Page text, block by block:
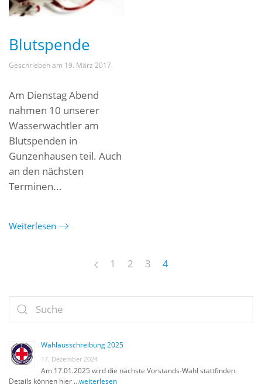
Blutspende
Geschrieben am 19. März 2017.
Am Dienstag Abend
nahmen 10 unserer
Wasserwachtler am
Blutspenden in
Gunzenhausen teil. Auch
an den nächsten
Terminen...
Weiterlesen
1 2 3 4
Wahlausschreibung 2025
17. Dezember 2024
Am 17.01.2025 wird die nächste Vorstands-Wahl stattfinden.
Details können hier …weiterlesen